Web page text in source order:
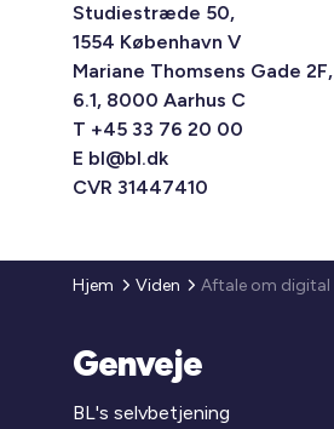
Studiestræde 50,
1554 København V
Mariane Thomsens Gade 2F,
6.1, 8000 Aarhus C
T +45 33 76 20 00
E bl@bl.dk
CVR 31447410
Hjem Viden
Genveje
BL's selvbetjening